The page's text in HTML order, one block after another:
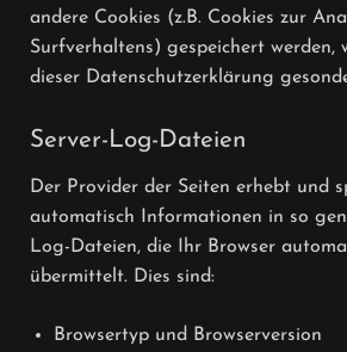
andere Cookies (z.B. Cookies zur
Surfverhaltens) gespeichert werden,
dieser Datenschutzerklärung
Server-Log-Dateien
Der Provider der Seiten erhebt und
automatisch Informationen in so
Log-Dateien, die Ihr Browser
übermittelt. Dies sind:
Browsertyp und Browserversion